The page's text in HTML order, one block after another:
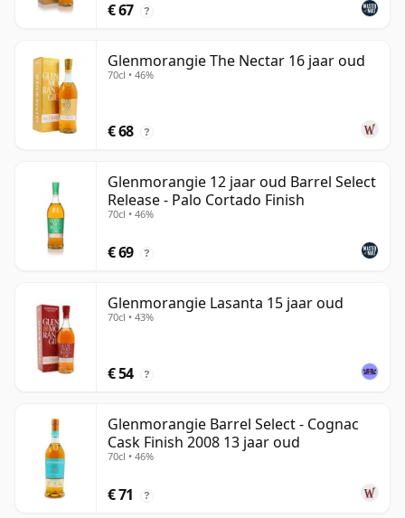
€ 67 ?
Glenmorangie The Nectar 16 jaar oud
70cl • 46%
€ 68 ?
Glenmorangie 12 jaar oud Barrel Select
Release - Palo Cortado Finish
70cl • 46%
€ 69 ?
Glenmorangie Lasanta 15 jaar oud
70cl • 43%
€ 54 ?
Glenmorangie Barrel Select - Cognac
Cask Finish 2008 13 jaar oud
70cl • 46%
€ 71 ?